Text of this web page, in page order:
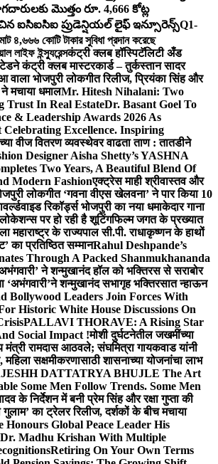
మొత్తం రూ. 4,666 కోట్ల
ఐసిఐసిఐ ప్రుడెన్షియల్ లైఫ్ ఇన్సూరెన్స్Q1-
৪,৬৬৬ কোটি টাকার সুবিধা প্রদান করেছে
লাইফ ইন্স্যুরেন্সकंट्री क्लब हॉस्पिटॅलिटी अँड
कंट्री क्लब मास्टरकार्ड – तुर्कस्तान सादर
भोजपुरी लोकगीत रिलीज, प्रियंका सिंह और
ने मचाया धमालMr. Hitesh Nihalani: Two
Trust In Real EstateDr. Basant Goel To
& Leadership Awards 2026 As
Celebrating Excellence. Inspiring
वीज वितरण व्यवस्थेवर वाढता ताण : तातडीने
Designer Aisha Shetty’s YASHNA
Two Years, A Beautiful Blend Of
Modern Fashionएक्ट्रेस माही श्रीवास्तव और
लोकगीत ‘गवना वीएस खेलवना’ ने पार किया 10
वर्ल्डवाइड रिकॉर्ड्स भोजपुरी का नया धमाकेदार गाना
पर हो रही है शूटिंगफिल्म जगत के प्रख्यात
के राज्यपाल सी.पी. राधाकृष्णन के हाथों
का प्रतिष्ठित सम्मानRahul Deshpande’s
Through A Packed Shanmukhananda
ने शन्मुखानंद हॉल को भक्तिरस से सराबोर
‘अभंगवारी’ने शन्मुखानंद सभागृह भक्तिरसात न्हाऊन
Bollywood Leaders Join Forces With
Historic White House Discussions On
PALLAVI THORAVE: A Rising Star
Social Impact !मोशी दुर्घटनेतील जखमींच्या
मंत्री रामदास आठवले; संघमित्रा गायकवाड यांनी
सक्षमीकरणासाठी शासनाच्या योजनांचा लाभ
DATTATRYA BHUJLE The Art
Some Men Follow Trends. Some Men
के निर्देशन में बनी प्रेम सिंह और रक्षा गुप्ता की
का ट्रेलर रिलीज, दर्शकों के बीच मचाया
Honours Global Peace Leader His
Madhu Krishan With Multiple
Retiring On Your Own Terms